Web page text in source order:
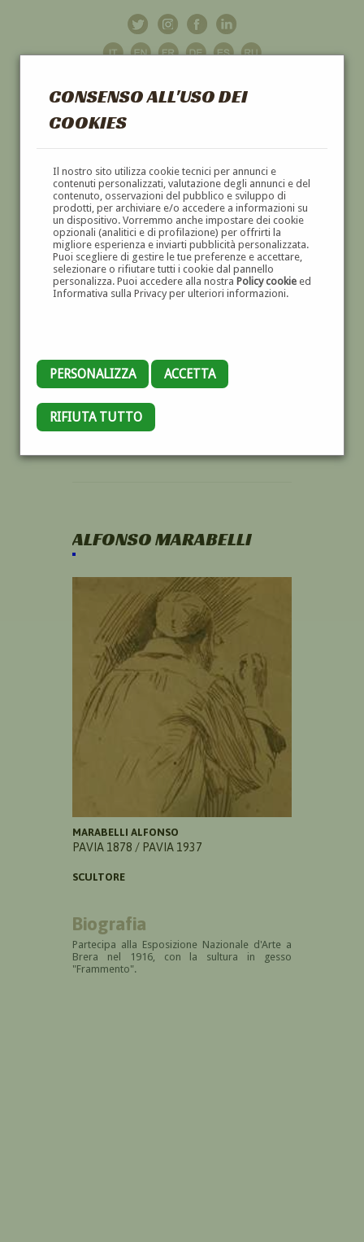
CONSENSO ALL'USO DEI
COOKIES
Il nostro sito utilizza cookie tecnici per annunci e
contenuti personalizzati, valutazione degli annunci e del
contenuto, osservazioni del pubblico e sviluppo di
prodotti, per archiviare e/o accedere a informazioni su
un dispositivo. Vorremmo anche impostare dei cookie
opzionali (analitici e di profilazione) per offrirti la
migliore esperienza e inviarti pubblicità personalizzata.
Puoi scegliere di gestire le tue preferenze e accettare,
selezionare o rifiutare tutti i cookie dal pannello
personalizza. Puoi accedere alla nostra Policy cookieed
Informativa sulla Privacy per ulteriori informazioni.
PERSONALIZZA ACCETTA
RIFIUTA TUTTO
GALLERIAD'ARTE
DIPINTI E SCULTURE '800 E '900
ALFONSO MARABELLI
MARABELLI ALFONSO
PAVIA 1878 / PAVIA 1937
SCULTORE
Biografia
Partecipa alla Esposizione Nazionale d'Arte a
Brera nel 1916, con la sultura in gesso
"Frammento".